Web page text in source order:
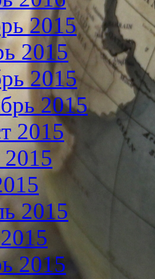
2015
2015
2015
2015
2015
2015
2015